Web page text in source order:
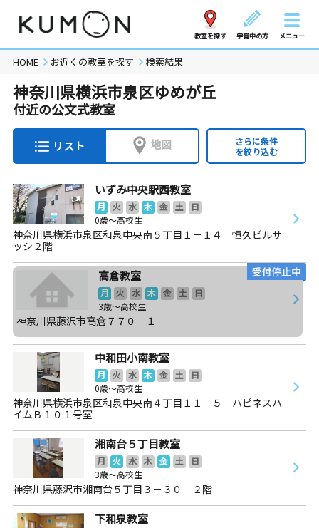
教室を探す 学習中の方 メニュー
HOME お近くの教室を探す 検索結果
神奈川県横浜市泉区ゆめが丘
付近の公文式教室
リスト 地図
さらに条件
を絞り込む
いずみ中央駅西教室
月 火 水 木 金 土
日
0歳～高校生
神奈川県横浜市泉区和泉中央南５丁目１－１４ 恒久ビルサ
ッシ２階
高倉教室
月 火 水 木 金 土
日
3歳～高校生
神奈川県藤沢市高倉７７０－１
中和田小南教室
月 火 水 木 金 土
日
0歳～高校生
神奈川県横浜市泉区和泉中央南４丁目１１－５ ハピネスハ
イムＢ１０１号室
湘南台５丁目教室
月 火 水 木 金 土
日
3歳～高校生
神奈川県藤沢市湘南台５丁目３－３０ ２階
下和泉教室